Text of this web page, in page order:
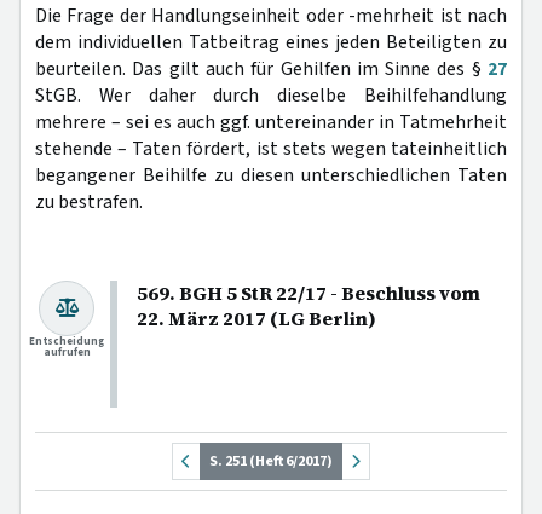
Die Frage der Handlungseinheit oder -mehrheit ist nach
dem individuellen Tatbeitrag eines jeden Beteiligten zu
beurteilen. Das gilt auch für Gehilfen im Sinne des § 27
StGB. Wer daher durch dieselbe Beihilfehandlung
mehrere – sei es auch ggf. untereinander in Tatmehrheit
stehende – Taten fördert, ist stets wegen tateinheitlich
begangener Beihilfe zu diesen unterschiedlichen Taten
zu bestrafen.
569. BGH 5 StR 22/17 - Beschluss vom
22. März 2017 (LG Berlin)
Entscheidung
aufrufen
S. 251 (Heft 6/2017)